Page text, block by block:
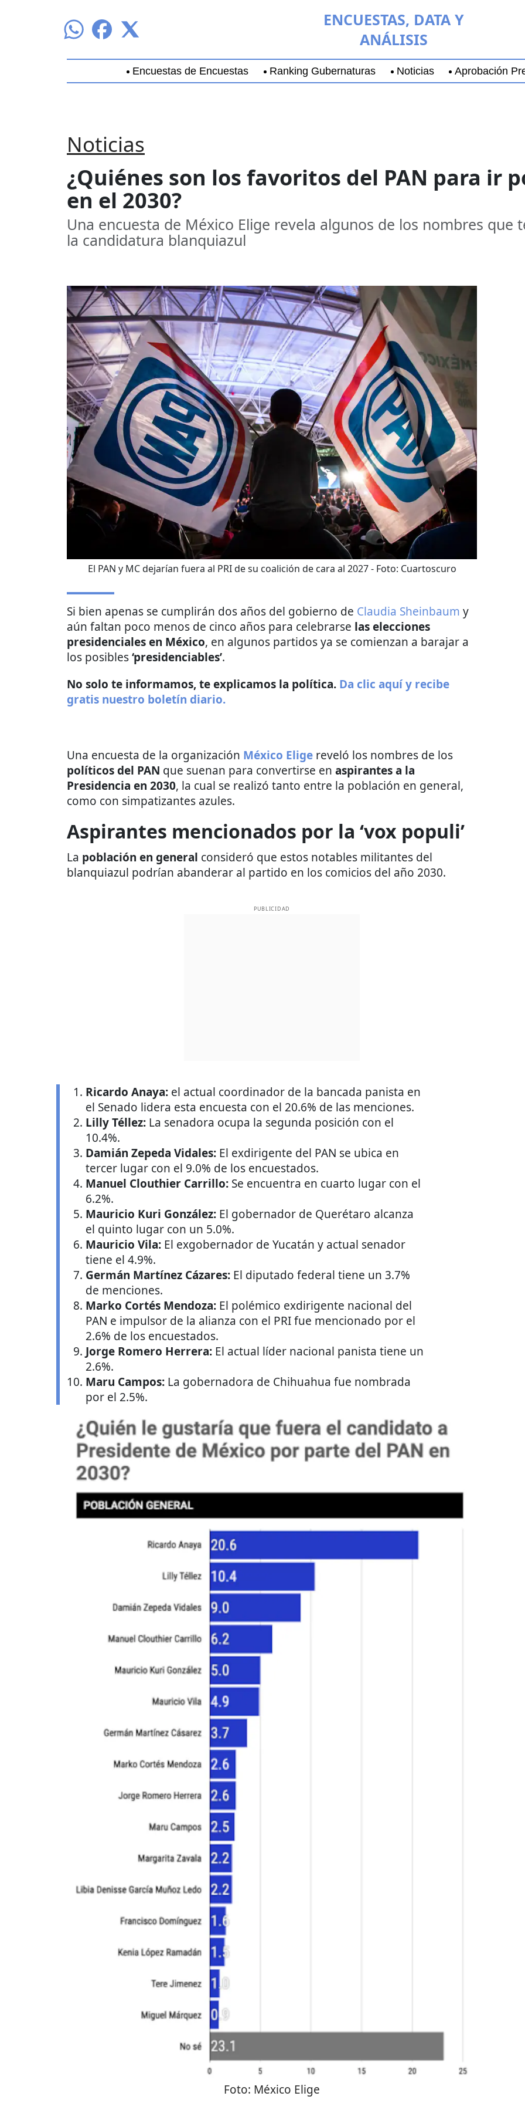
ENCUESTAS, DATA Y
ANÁLISIS
Encuestas de Encuestas Ranking Gubernaturas Noticias Aprobación
Noticias
¿Quiénes son los favoritos del PAN para ir
en el 2030?
Una encuesta de México Elige revela algunos de los nombres que
la candidatura blanquiazul
El PAN y MC dejarían fuera al PRI de su coalición de cara al 2027- Foto: Cuartoscuro
Si bien apenas se cumplirán dos años del gobierno de Claudia Sheinbaum y
aún faltan poco menos de cinco años para celebrarse las elecciones
presidenciales en México, en algunos partidos ya se comienzan a barajar a
los posibles‘presidenciables’.
No solo te informamos, te explicamos la política. Da clic aquí y recibe
gratis nuestro boletín diario.
Una encuesta de la organización México Elige reveló los nombres de los
políticos del PAN que suenan para convertirse en aspirantes a la
Presidencia en 2030, la cual se realizó tanto entre la población en general,
como con simpatizantes azules.
Aspirantes mencionados por la ‘vox populi’
La población en general consideró que estos notables militantes del
blanquiazul podrían abanderar al partido en los comicios del año 2030.
PUBLICIDAD
Ricardo Anaya: el actual coordinador de la bancada panista en
el Senado lidera esta encuesta con el 20.6% de las menciones.
Lilly Téllez: La senadora ocupa la segunda posición con el
10.4%.
Damián Zepeda Vidales: El exdirigente del PAN se ubica en
tercer lugar con el 9.0% de los encuestados.
Manuel Clouthier Carrillo: Se encuentra en cuarto lugar con el
6.2%.
Mauricio Kuri González: El gobernador de Querétaro alcanza
el quinto lugar con un 5.0%.
Mauricio Vila: El exgobernador de Yucatán y actual senador
tiene el 4.9%.
Germán Martínez Cázares: El diputado federal tiene un 3.7%
de menciones.
Marko Cortés Mendoza: El polémico exdirigente nacional del
PAN e impulsor de la alianza con el PRI fue mencionado por el
2.6% de los encuestados.
Jorge Romero Herrera: El actual líder nacional panista tiene un
2.6%.
Maru Campos: La gobernadora de Chihuahua fue nombrada
por el 2.5%.
Foto: México Elige